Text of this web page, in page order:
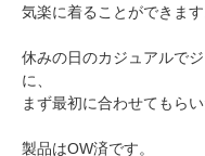
気楽に着ることができます
休みの日のカジュアルで
に、
まず最初に合わせてもら
製品はOW済です。